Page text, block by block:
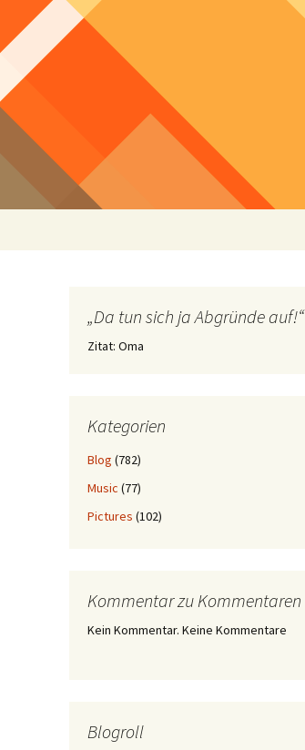
„Da tun sich ja Abgründe auf!“
Zitat: Oma
Kategorien
Blog (782)
Music (77)
Pictures (102)
Kommentar zu Kommentaren
Kein Kommentar. Keine Kommentare
Blogroll